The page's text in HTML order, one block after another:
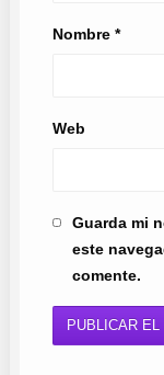
Nombre *
Web
Guarda mi
este
comente.